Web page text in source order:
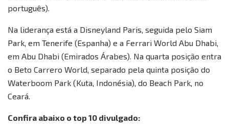
português).
Na liderança está a Disneyland Paris, seguida pelo Siam
Park, em Tenerife (Espanha) e a Ferrari World Abu Dhabi,
em Abu Dhabi (Emirados Árabes). Na quarta posição entra
o Beto Carrero World, separado pela quinta posição do
Waterboom Park (Kuta, Indonésia), do Beach Park, no
Ceará.
Confira abaixo o top 10 divulgado: